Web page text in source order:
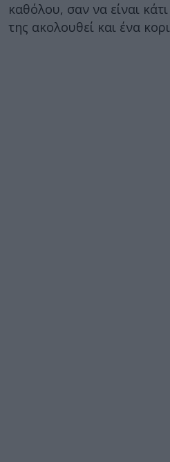
καθόλου, σαν να είναι
της ακολουθεί και ένα